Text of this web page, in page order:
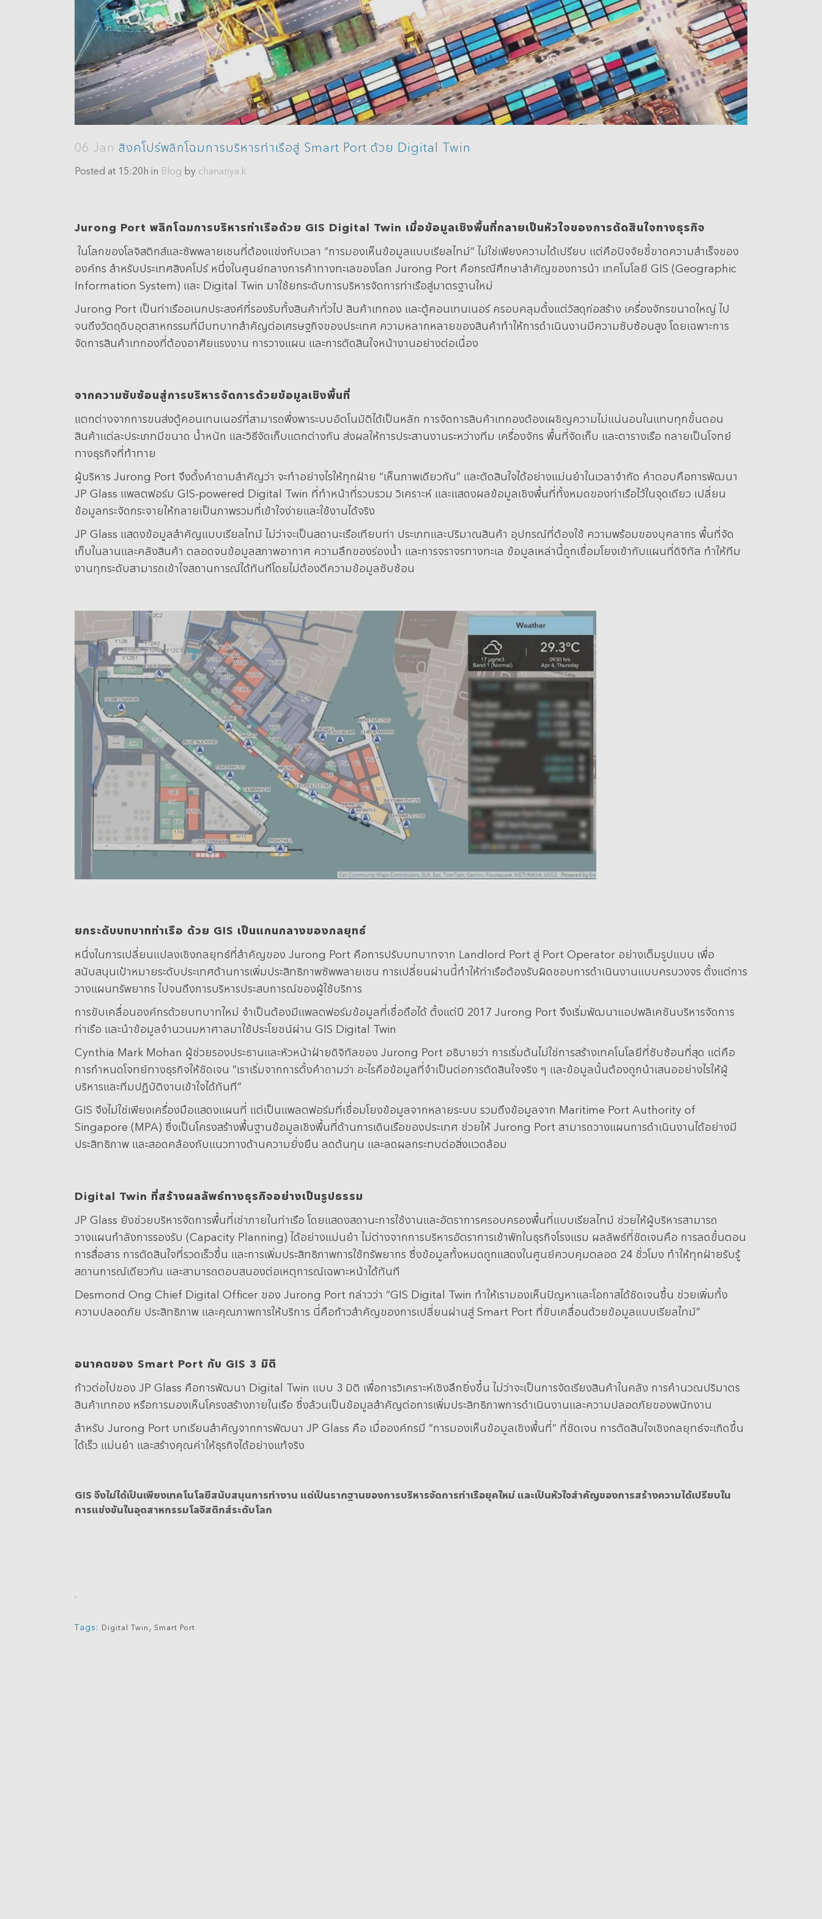
Data Management
06 Jan สิงคโปร์พลิกโฉมการบริหารท่าเรือสู่ Smart Port ด้วย Digital Twin
Posted at 15:20h in Blog by chananya.k
Jurong Port พลิกโฉมการบริหารท่าเรือด้วย GIS Digital Twin เมื่อข้อมูลเชิงพื้นที่กลายเป็นหัวใจของการตัดสินใจทางธุรกิจ
ในโลกของโลจิสติกส์และซัพพลายเชนที่ต้องแข่งกับเวลา “การมองเห็นข้อมูลแบบเรียลไทม์” ไม่ใช่เพียงความได้เปรียบ แต่คือปัจจัยชี้ขาดความสำเร็จของ
องค์กร สำหรับประเทศสิงคโปร์ หนึ่งในศูนย์กลางการค้าทางทะเลของโลก Jurong Port คือกรณีศึกษาสำคัญของการนำ เทคโนโลยี GIS (Geographic
Information System) และ Digital Twin มาใช้ยกระดับการบริหารจัดการท่าเรือสู่มาตรฐานใหม่
Jurong Port เป็นท่าเรืออเนกประสงค์ที่รองรับทั้งสินค้าทั่วไป สินค้าเทกอง และตู้คอนเทนเนอร์ ครอบคลุมตั้งแต่วัสดุก่อสร้าง เครื่องจักรขนาดใหญ่ ไป
จนถึงวัตถุดิบอุตสาหกรรมที่มีบทบาทสำคัญต่อเศรษฐกิจของประเทศ ความหลากหลายของสินค้าทำให้การดำเนินงานมีความซับซ้อนสูง โดยเฉพาะการ
จัดการสินค้าเทกองที่ต้องอาศัยแรงงาน การวางแผน และการตัดสินใจหน้างานอย่างต่อเนื่อง
จากความซับซ้อนสู่การบริหารจัดการด้วยข้อมูลเชิงพื้นที่
แตกต่างจากการขนส่งตู้คอนเทนเนอร์ที่สามารถพึ่งพาระบบอัตโนมัติได้เป็นหลัก การจัดการสินค้าเทกองต้องเผชิญความไม่แน่นอนในแทบทุกขั้นตอน
สินค้าแต่ละประเภทมีขนาด น้ำหนัก และวิธีจัดเก็บแตกต่างกัน ส่งผลให้การประสานงานระหว่างทีม เครื่องจักร พื้นที่จัดเก็บ และตารางเรือ กลายเป็นโจทย์
ทางธุรกิจที่ท้าทาย
ผู้บริหาร Jurong Port จึงตั้งคำถามสำคัญว่า จะทำอย่างไรให้ทุกฝ่าย “เห็นภาพเดียวกัน” และตัดสินใจได้อย่างแม่นยำในเวลาจำกัด คำตอบคือการพัฒนา
JP Glass แพลตฟอร์ม GIS-powered Digital Twin ที่ทำหน้าที่รวบรวม วิเคราะห์ และแสดงผลข้อมูลเชิงพื้นที่ทั้งหมดของท่าเรือไว้ในจุดเดียว เปลี่ยน
ข้อมูลกระจัดกระจายให้กลายเป็นภาพรวมที่เข้าใจง่ายและใช้งานได้จริง
JP Glass แสดงข้อมูลสำคัญแบบเรียลไทม์ ไม่ว่าจะเป็นสถานะเรือเทียบท่า ประเภทและปริมาณสินค้า อุปกรณ์ที่ต้องใช้ ความพร้อมของบุคลากร พื้นที่จัด
เก็บในลานและคลังสินค้า ตลอดจนข้อมูลสภาพอากาศ ความลึกของร่องน้ำ และการจราจรทางทะเล ข้อมูลเหล่านี้ถูกเชื่อมโยงเข้ากับแผนที่ดิจิทัล ทำให้ทีม
งานทุกระดับสามารถเข้าใจสถานการณ์ได้ทันทีโดยไม่ต้องตีความข้อมูลซับซ้อน
ยกระดับบทบาทท่าเรือ ด้วย GIS เป็นแกนกลางของกลยุทธ์
หนึ่งในการเปลี่ยนแปลงเชิงกลยุทธ์ที่สำคัญของ Jurong Port คือการปรับบทบาทจาก Landlord Port สู่ Port Operator อย่างเต็มรูปแบบ เพื่อ
สนับสนุนเป้าหมายระดับประเทศด้านการเพิ่มประสิทธิภาพซัพพลายเชน การเปลี่ยนผ่านนี้ทำให้ท่าเรือต้องรับผิดชอบการดำเนินงานแบบครบวงจร ตั้งแต่การ
วางแผนทรัพยากร ไปจนถึงการบริหารประสบการณ์ของผู้ใช้บริการ
การขับเคลื่อนองค์กรด้วยบทบาทใหม่ จำเป็นต้องมีแพลตฟอร์มข้อมูลที่เชื่อถือได้ ตั้งแต่ปี 2017 Jurong Port จึงเริ่มพัฒนาแอปพลิเคชันบริหารจัดการ
ท่าเรือ และนำข้อมูลจำนวนมหาศาลมาใช้ประโยชน์ผ่าน GIS Digital Twin
Cynthia Mark Mohan ผู้ช่วยรองประธานและหัวหน้าฝ่ายดิจิทัลของ Jurong Port อธิบายว่า การเริ่มต้นไม่ใช่การสร้างเทคโนโลยีที่ซับซ้อนที่สุด แต่คือ
การกำหนดโจทย์ทางธุรกิจให้ชัดเจน “เราเริ่มจากการตั้งคำถามว่า อะไรคือข้อมูลที่จำเป็นต่อการตัดสินใจจริง ๆ และข้อมูลนั้นต้องถูกนำเสนออย่างไรให้ผู้
บริหารและทีมปฏิบัติงานเข้าใจได้ทันที”
GIS จึงไม่ใช่เพียงเครื่องมือแสดงแผนที่ แต่เป็นแพลตฟอร์มที่เชื่อมโยงข้อมูลจากหลายระบบ รวมถึงข้อมูลจาก Maritime Port Authority of
Singapore (MPA) ซึ่งเป็นโครงสร้างพื้นฐานข้อมูลเชิงพื้นที่ด้านการเดินเรือของประเทศ ช่วยให้ Jurong Port สามารถวางแผนการดำเนินงานได้อย่างมี
ประสิทธิภาพ และสอดคล้องกับแนวทางด้านความยั่งยืน ลดต้นทุน และลดผลกระทบต่อสิ่งแวดล้อม
Digital Twin ที่สร้างผลลัพธ์ทางธุรกิจอย่างเป็นรูปธรรม
JP Glass ยังช่วยบริหารจัดการพื้นที่เช่าภายในท่าเรือ โดยแสดงสถานะการใช้งานและอัตราการครอบครองพื้นที่แบบเรียลไทม์ ช่วยให้ผู้บริหารสามารถ
วางแผนกำลังการรองรับ (Capacity Planning) ได้อย่างแม่นยำ ไม่ต่างจากการบริหารอัตราการเข้าพักในธุรกิจโรงแรม ผลลัพธ์ที่ชัดเจนคือ การลดขั้นตอน
การสื่อสาร การตัดสินใจที่รวดเร็วขึ้น และการเพิ่มประสิทธิภาพการใช้ทรัพยากร ซึ่งข้อมูลทั้งหมดถูกแสดงในศูนย์ควบคุมตลอด 24 ชั่วโมง ทำให้ทุกฝ่ายรับรู้
สถานการณ์เดียวกัน และสามารถตอบสนองต่อเหตุการณ์เฉพาะหน้าได้ทันที
Desmond Ong Chief Digital Officer ของ Jurong Port กล่าวว่า “GIS Digital Twin ทำให้เรามองเห็นปัญหาและโอกาสได้ชัดเจนขึ้น ช่วยเพิ่มทั้ง
ความปลอดภัย ประสิทธิภาพ และคุณภาพการให้บริการ นี่คือก้าวสำคัญของการเปลี่ยนผ่านสู่ Smart Port ที่ขับเคลื่อนด้วยข้อมูลแบบเรียลไทม์”
อนาคตของ Smart Port กับ GIS 3 มิติ
ก้าวต่อไปของ JP Glass คือการพัฒนา Digital Twin แบบ 3 มิติ เพื่อการวิเคราะห์เชิงลึกยิ่งขึ้น ไม่ว่าจะเป็นการจัดเรียงสินค้าในคลัง การคำนวณปริมาตร
สินค้าเทกอง หรือการมองเห็นโครงสร้างภายในเรือ ซึ่งล้วนเป็นข้อมูลสำคัญต่อการเพิ่มประสิทธิภาพการดำเนินงานและความปลอดภัยของพนักงาน
สำหรับ Jurong Port บทเรียนสำคัญจากการพัฒนา JP Glass คือ เมื่อองค์กรมี “การมองเห็นข้อมูลเชิงพื้นที่” ที่ชัดเจน การตัดสินใจเชิงกลยุทธ์จะเกิดขึ้น
ได้เร็ว แม่นยำ และสร้างคุณค่าให้ธุรกิจได้อย่างแท้จริง
GIS จึงไม่ได้เป็นเพียงเทคโนโลยีสนับสนุนการทำงาน แต่เป็นรากฐานของการบริหารจัดการท่าเรือยุคใหม่ และเป็นหัวใจสำคัญของการสร้างความได้เปรียบใน
การแข่งขันในอุตสาหกรรมโลจิสติกส์ระดับโลก
.
Tags: Digital Twin, Smart Port